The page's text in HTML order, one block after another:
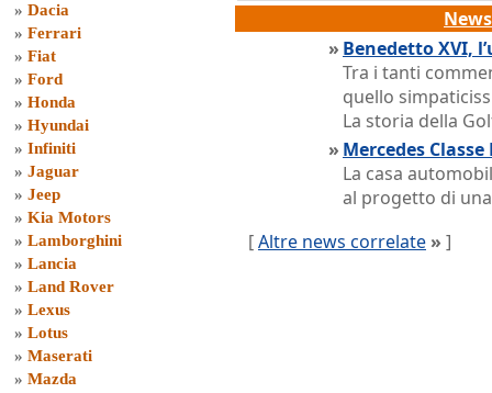
» Dacia
» Ferrari
» Fiat
» Ford
» Honda
» Hyundai
» Infiniti
» Jaguar
» Jeep
» Kia Motors
» Lamborghini
» Lancia
» Land Rover
» Lexus
» Lotus
» Maserati
» Mazda
» Benedetto XVI,
Tra i tanti
quello
La storia della
» Mercedes
La casa
al progetto di
[Altre news correlate » ]